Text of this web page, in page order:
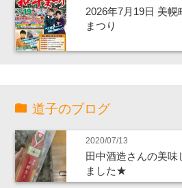
2026年7月19日 美
まつり
道子のブログ
2020/07/13
田中酒造さんの美味
ました★